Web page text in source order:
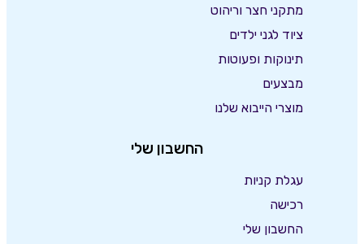
מתקני חצר וריהוט
ציוד לגני ילדים
תינוקות ופעוטות
מבצעים
מוצרי הייבוא שלנו
החשבון שלי
עגלת קניות
רכישה
החשבון שלי